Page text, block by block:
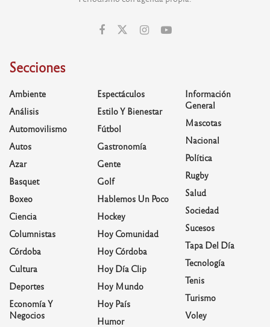
Secciones
Ambiente
Análisis
Automovilismo
Autos
Azar
Basquet
Boxeo
Ciencia
Columnistas
Córdoba
Cultura
Deportes
Economía Y
Negocios
Espectáculos
Estilo Y Bienestar
Fútbol
Gastronomía
Gente
Golf
Hablemos Un Poco
Hockey
Hoy Comunidad
Hoy Córdoba
Hoy Día Clip
Hoy Mundo
Hoy País
Humor
Información
General
Mascotas
Nacional
Política
Rugby
Salud
Sociedad
Sucesos
Tapa Del Día
Tecnología
Tenis
Turismo
Voley